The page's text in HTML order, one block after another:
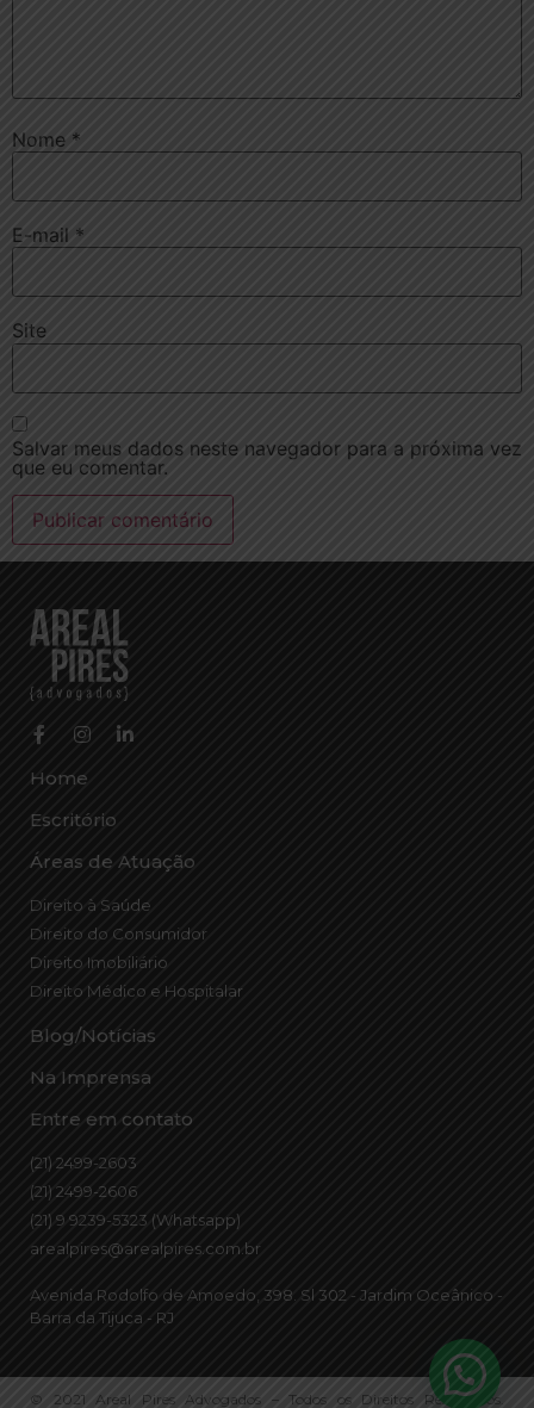
Nome *
E-mail *
Site
Salvar meus dados neste navegador para a próxima vez
que eu comentar.
Home
Escritório
Áreas de Atuação
Direito à Saúde
Direito do Consumidor
Direito Imobiliário
Direito Médico e Hospitalar
Blog/Notícias
Na Imprensa
Entre em contato
(21) 2499-2603
(21) 2499-2606
(21) 9 9239-5323 (Whatsapp)
arealpires@arealpires.com.br
Avenida Rodolfo de Amoedo, 398. Sl 302 - Jardim Oceânico -
Barra da Tijuca - RJ
© 2021 Areal Pires Advogados – Todos os Direitos Reservados.